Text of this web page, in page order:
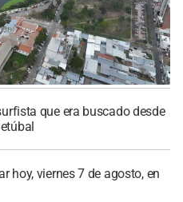
que era buscado desde
hoy, viernes 7 de agosto, en